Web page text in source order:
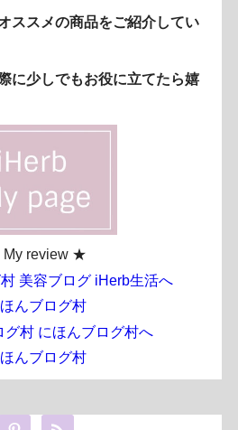
ススメの商品をご紹介してい
に少しでもお役に立てたら嬉
review ★
んブログ村
んブログ村